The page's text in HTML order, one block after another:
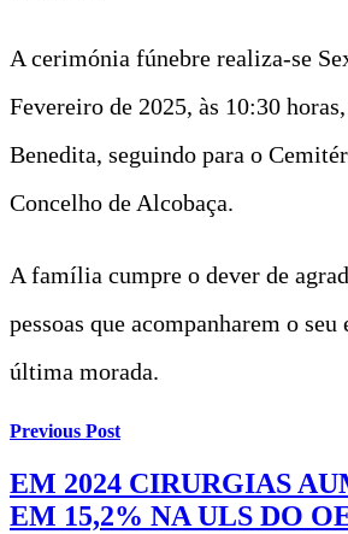
A cerimónia fúnebre realiza-se
Fevereiro de 2025, às 10:30
Benedita, seguindo para o
Concelho de Alcobaça.
A família cumpre o dever de
pessoas que acompanharem o seu
última morada.
Previous Post
EM 2024 CIRURGIAS
EM 15,2% NA ULS DO